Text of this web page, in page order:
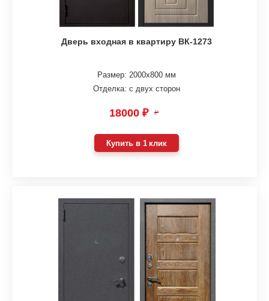
Дверь входная в квартиру ВК-1273
Размер: 2000х800 мм
Отделка: с двух сторон
18000 ₽ ₽
Купить в 1 клик